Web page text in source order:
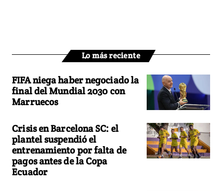
Lo más reciente
FIFA niega haber negociado la
final del Mundial 2030 con
Marruecos
Crisis en Barcelona SC: el
plantel suspendió el
entrenamiento por falta de
pagos antes de la Copa
Ecuador